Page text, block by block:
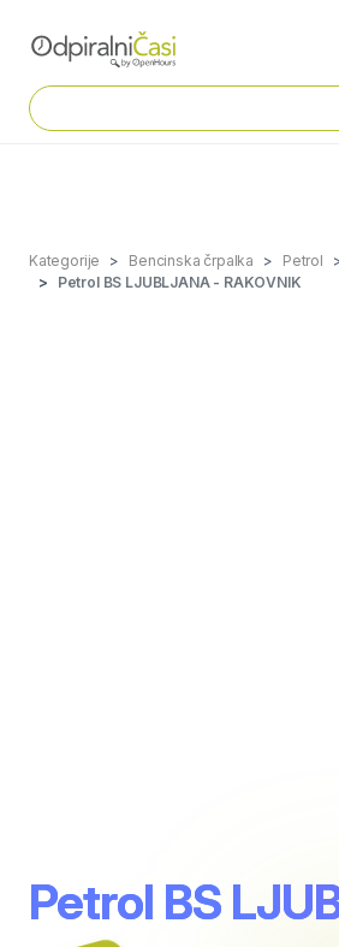
Kategorije Bencinska črpalka Petrol
Petrol BS LJUBLJANA - RAKOVNIK
Petrol BS